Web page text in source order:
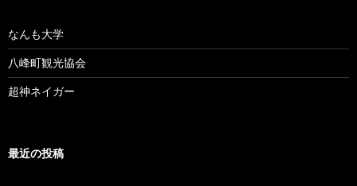
なんも大学
八峰町観光協会
超神ネイガー
最近の投稿